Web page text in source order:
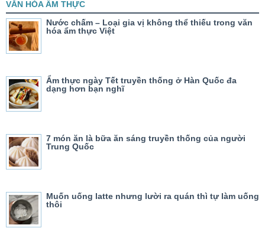
VĂN HÓA ẨM THỰC
Nước chấm – Loại gia vị không thể thiếu trong văn
hóa ẩm thực Việt
Ẩm thực ngày Tết truyền thống ở Hàn Quốc đa
dạng hơn bạn nghĩ
7 món ăn là bữa ăn sáng truyền thống của người
Trung Quốc
Muốn uống latte nhưng lười ra quán thì tự làm uống
thôi